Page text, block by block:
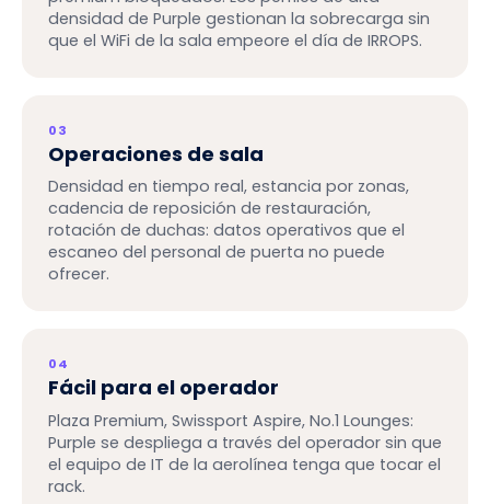
densidad de Purple gestionan la sobrecarga sin
que el WiFi de la sala empeore el día de IRROPS.
03
Operaciones de sala
Densidad en tiempo real, estancia por zonas,
cadencia de reposición de restauración,
rotación de duchas: datos operativos que el
escaneo del personal de puerta no puede
ofrecer.
04
Fácil para el operador
Plaza Premium, Swissport Aspire, No.1 Lounges:
Purple se despliega a través del operador sin que
el equipo de IT de la aerolínea tenga que tocar el
rack.